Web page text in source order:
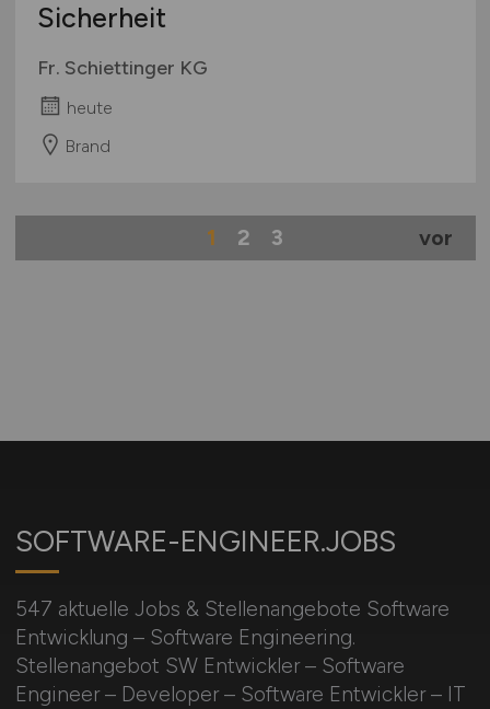
Sicherheit
Fr. Schiettinger KG
heute
Brand
1 2 3 vor
SOFTWARE-ENGINEER.JOBS
547 aktuelle Jobs & Stellenangebote Software
Entwicklung – Software Engineering.
Stellenangebot SW Entwickler – Software
Engineer – Developer – Software Entwickler – IT